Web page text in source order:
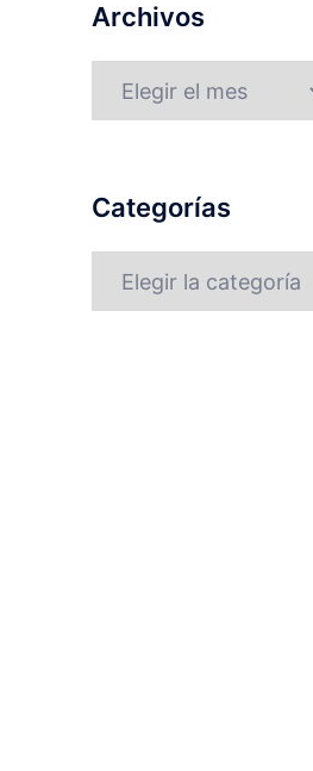
Archivos
Archivos
Categorías
Categorías